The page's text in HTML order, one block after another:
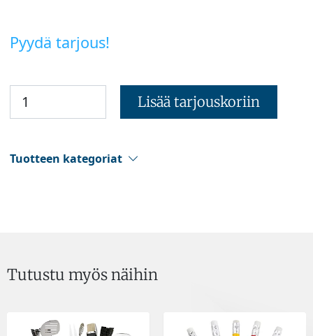
Pyydä tarjous!
Lisää tarjouskoriin
Tuotteen kategoriat
Tutustu myös näihin